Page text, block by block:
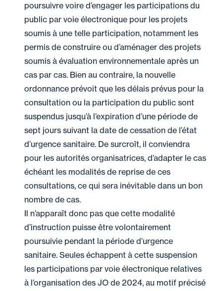
poursuivre voire d’engager les participations du
public par voie électronique pour les projets
soumis à une telle participation, notamment les
permis de construire ou d’aménager des projets
soumis à évaluation environnementale après un
cas par cas. Bien au contraire, la nouvelle
ordonnance prévoit que les délais prévus pour la
consultation ou la participation du public sont
suspendus jusqu’à l’expiration d’une période de
sept jours suivant la date de cessation de l’état
d’urgence sanitaire. De surcroît, il conviendra
pour les autorités organisatrices, d’adapter le cas
échéant les modalités de reprise de ces
consultations, ce qui sera inévitable dans un bon
nombre de cas.
Il n’apparaît donc pas que cette modalité
d’instruction puisse être volontairement
poursuivie pendant la période d’urgence
sanitaire. Seules échappent à cette suspension
les participations par voie électronique relatives
à l’organisation des JO de 2024, au motif précisé